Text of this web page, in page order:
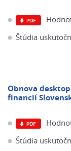
Štúdia
Obnova
financií
Štúdia